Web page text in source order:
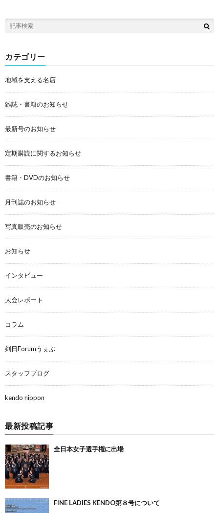
カテゴリー
地域を支える名店
雑誌・書籍のお知らせ
最新号のお知らせ
定期購読に関するお知らせ
書籍・DVDのお知らせ
月刊誌のお知らせ
写真販売のお知らせ
お知らせ
インタビュー
大会レポート
コラム
剣日Forumうぇぶ
スタッフブログ
kendo nippon
最新投稿記事
全日本女子選手権に出場
FINE LADIES KENDO第８号について